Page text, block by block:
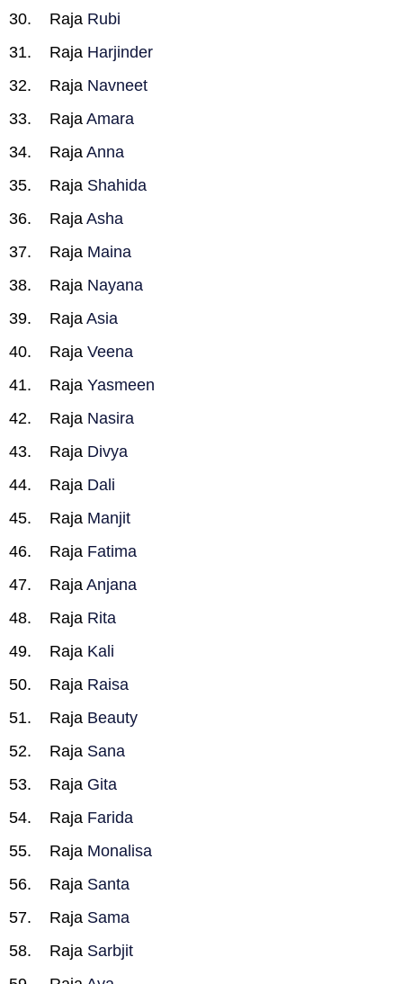
Raja Rubi
Raja Harjinder
Raja Navneet
Raja Amara
Raja Anna
Raja Shahida
Raja Asha
Raja Maina
Raja Nayana
Raja Asia
Raja Veena
Raja Yasmeen
Raja Nasira
Raja Divya
Raja Dali
Raja Manjit
Raja Fatima
Raja Anjana
Raja Rita
Raja Kali
Raja Raisa
Raja Beauty
Raja Sana
Raja Gita
Raja Farida
Raja Monalisa
Raja Santa
Raja Sama
Raja Sarbjit